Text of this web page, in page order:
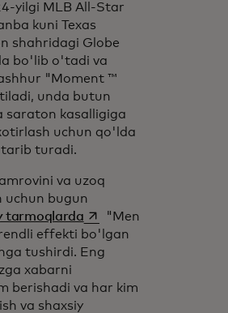
yilgi MLB All-Star
kuni Texas
shahridagi Globe
bo'lib o'tadi va
"Moment ™
unda butun
saraton kasalligiga
uchun qo'lda
turadi.
va uzoq
uchun bugun
tarmoqlardaopens in a new tab
"Men
effekti bo'lgan
tushirdi. Eng
xabarni
berishadi va har kim
va shaxsiy